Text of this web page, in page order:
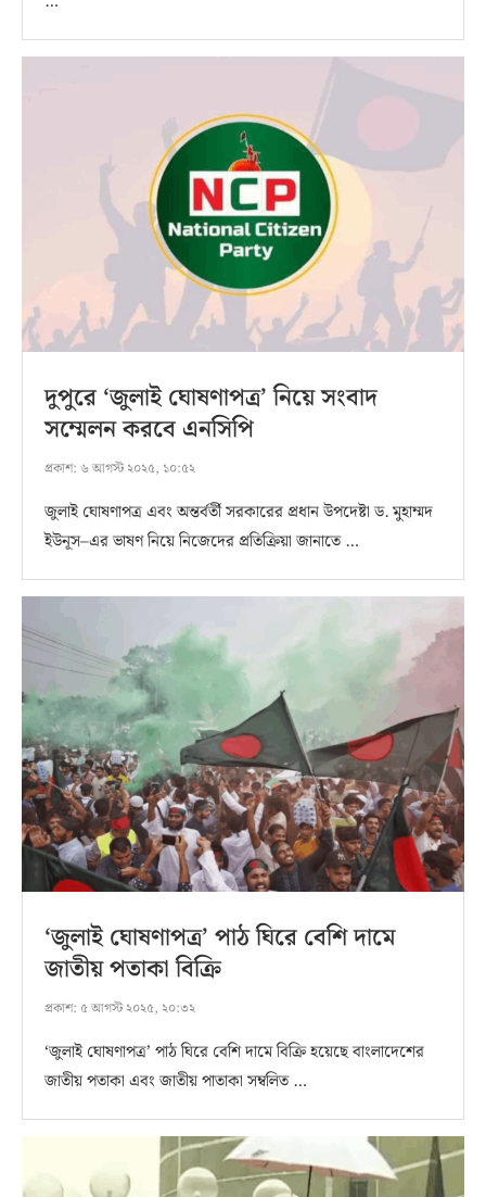
দুপুরে ‘জুলাই ঘোষণাপত্র’ নিয়ে সংবাদ
সম্মেলন করবে এনসিপি
প্রকাশ: ৬ আগস্ট ২০২৫, ১০:৫২
জুলাই ঘোষণাপত্র এবং অন্তর্বর্তী সরকারের প্রধান উপদেষ্টা ড. মুহাম্মদ
ইউনূস–এর ভাষণ নিয়ে নিজেদের প্রতিক্রিয়া জানাতে …
‘জুলাই ঘোষণাপত্র’ পাঠ ঘিরে বেশি দামে
জাতীয় পতাকা বিক্রি
প্রকাশ: ৫ আগস্ট ২০২৫, ২০:৩২
‘জুলাই ঘোষণাপত্র’ পাঠ ঘিরে বেশি দামে বিক্রি হয়েছে বাংলাদেশের
জাতীয় পতাকা এবং জাতীয় পাতাকা সম্বলিত …